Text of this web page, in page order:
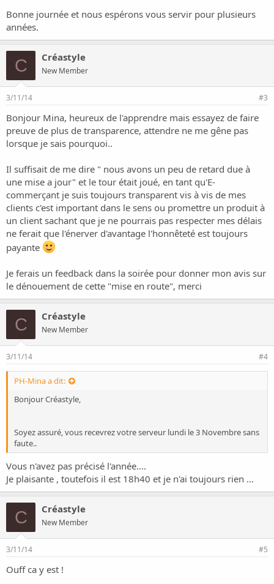
Bonne journée et nous espérons vous servir pour plusieurs
années.
C Créastyle
New Member
3/11/14 #3
Bonjour Mina, heureux de l'apprendre mais essayez de faire
preuve de plus de transparence, attendre ne me gêne pas
lorsque je sais pourquoi..
Il suffisait de me dire " nous avons un peu de retard due à
une mise a jour" et le tour était joué, en tant qu'E-
commerçant je suis toujours transparent vis à vis de mes
clients c'est important dans le sens ou promettre un produit à
un client sachant que je ne pourrais pas respecter mes délais
ne ferait que l'énerver d'avantage l'honnêteté est toujours
payante
Je ferais un feedback dans la soirée pour donner mon avis sur
le dénouement de cette "mise en route", merci
C Créastyle
New Member
3/11/14 #4
PH-Mina a dit:
Bonjour Créastyle,
Soyez assuré, vous recevrez votre serveur lundi le 3 Novembre sans
faute..
Vous n'avez pas précisé l'année....
Je plaisante , toutefois il est 18h40 et je n'ai toujours rien ...
C Créastyle
New Member
3/11/14 #5
Ouff ca y est !